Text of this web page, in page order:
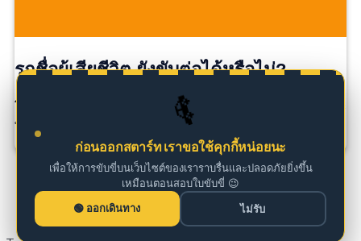
🚗
ก่อนออกสตาร์ท เราขอใช้คุกกี้หน่อยนะ
เพื่อให้การขับขี่บนเว็บไซต์ของเราราบรื่นและปลอดภัยยิ่งขึ้น
เหมือนตอนสอบใบขับขี่ 😉
ออกเดินทาง
ไม่รับ
รถชื่อผู้เสียชีวิต ยังขับต่อได้หรือไม่?
โดยทั่วไป รถยังสามารถใช้งานได้ หากมีภาษีรถยนต์และ
พ.ร.บ […]